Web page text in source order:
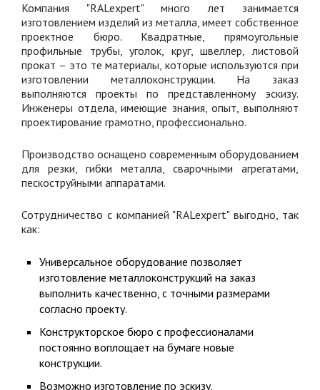
Компания "RALexpert" много лет занимается
изготовлением изделий из металла, имеет собственное
проектное бюро. Квадратные, прямоугольные
профильные трубы, уголок, круг, швеллер, листовой
прокат – это те материалы, которые используются при
изготовлении металлоконструкции. На заказ
выполняются проекты по представленному эскизу.
Инженеры отдела, имеющие знания, опыт, выполняют
проектирование грамотно, профессионально.
Производство оснащено современным оборудованием
для резки, гибки металла, сварочными агрегатами,
пескоструйными аппаратами.
Сотрудничество с компанией "RALexpert" выгодно, так
как:
Универсальное оборудование позволяет
изготовление металлоконструкций на заказ
выполнить качественно, с точными размерами
согласно проекту.
Конструкторское бюро с профессионалами
постоянно воплощает на бумаге новые
конструкции.
Возможно изготовление по эскизу.